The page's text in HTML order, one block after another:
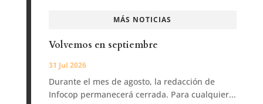
MÁS NOTICIAS
Volvemos en septiembre
31 Jul 2026
Durante el mes de agosto, la redacción de
Infocop permanecerá cerrada. Para cualquier...